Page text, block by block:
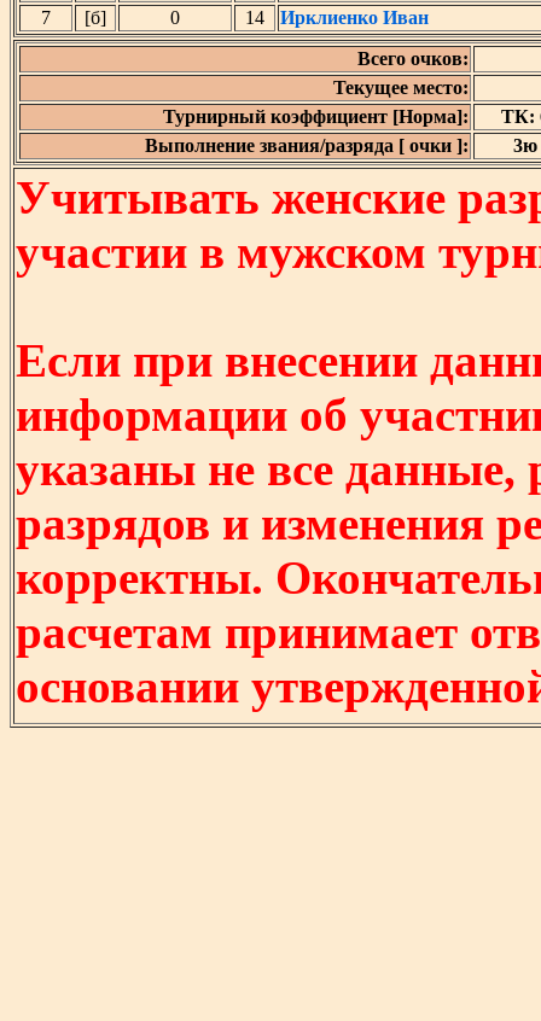
7
[б] 0 14
Ирклиенко Иван
Всего очков:
Текущее место:
Турнирный коэффициент [Норма]:
ТК:
Выполнение звания/разряда [ очки ]:
3ю
Учитывать женские
участии в мужском
Если при внесении
информации об
указаны не все
разрядов и изменения
корректны.
расчетам принимает
основании